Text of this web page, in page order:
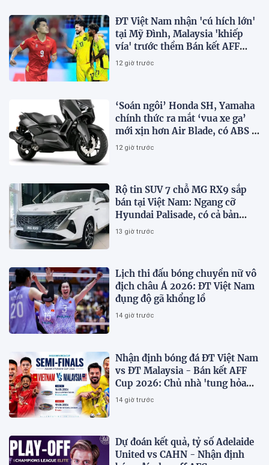
ĐT Việt Nam nhận 'cú hích lớn'
tại Mỹ Đình, Malaysia 'khiếp
vía' trước thềm Bán kết AFF
Cup 2026
12 giờ trước
‘Soán ngôi’ Honda SH, Yamaha
chính thức ra mắt ‘vua xe ga’
mới xịn hơn Air Blade, có ABS 2
kênh và TCS, giá cực ‘mềm’
12 giờ trước
Rộ tin SUV 7 chỗ MG RX9 sắp
bán tại Việt Nam: Ngang cỡ
Hyundai Palisade, có cả bản
xăng và PHEV
13 giờ trước
Lịch thi đấu bóng chuyền nữ vô
địch châu Á 2026: ĐT Việt Nam
đụng độ gã khổng lồ
14 giờ trước
Nhận định bóng đá ĐT Việt Nam
vs ĐT Malaysia - Bán kết AFF
Cup 2026: Chủ nhà 'tung hỏa
mù'
14 giờ trước
Dự đoán kết quả, tỷ số Adelaide
United vs CAHN - Nhận định